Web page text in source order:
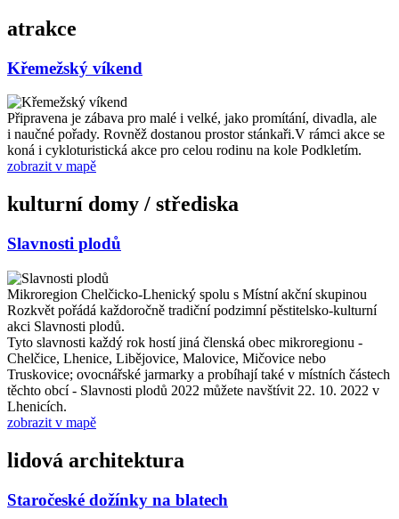
atrakce
Křemežský víkend
Připravena je zábava pro malé i velké, jako promítání, divadla, ale
i naučné pořady. Rovněž dostanou prostor stánkaři.V rámci akce se
koná i cykloturistická akce pro celou rodinu na kole Podkletím.
zobrazit v mapě
kulturní domy / střediska
Slavnosti plodů
Mikroregion Chelčicko-Lhenický spolu s Místní akční skupinou
Rozkvět pořádá každoročně tradiční podzimní pěstitelsko-kulturní
akci Slavnosti plodů.
Tyto slavnosti každý rok hostí jiná členská obec mikroregionu -
Chelčice, Lhenice, Libějovice, Malovice, Mičovice nebo
Truskovice; ovocnářské jarmarky a probíhají také v místních částech
těchto obcí - Slavnosti plodů 2022 můžete navštívit 22. 10. 2022 v
Lhenicích.
zobrazit v mapě
lidová architektura
Staročeské dožínky na blatech